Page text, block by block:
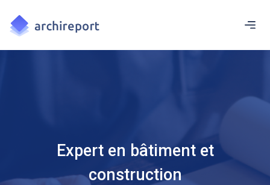
Expert en bâtiment et
construction